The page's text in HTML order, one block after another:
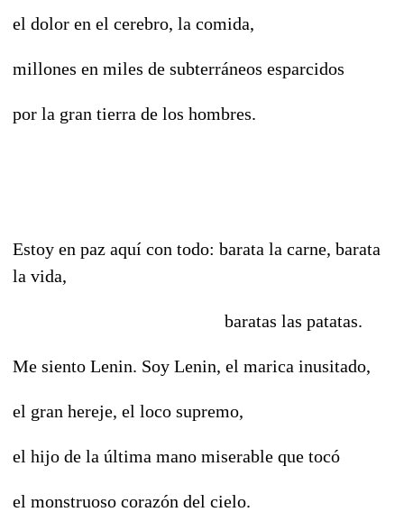
el dolor en el cerebro, la comida,
millones en miles de subterráneos esparcidos
por la gran tierra de los hombres.
Estoy en paz aquí con todo: barata la carne, barata
la vida,
baratas las patatas.
Me siento Lenin. Soy Lenin, el marica inusitado,
el gran hereje, el loco supremo,
el hijo de la última mano miserable que tocó
el monstruoso corazón del cielo.